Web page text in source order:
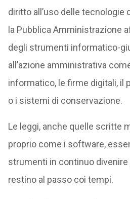
diritto all’uso delle tecnologie
la Pubblica Amministrazione
degli strumenti informatico-
all’azione amministrativa
informatico, le firme digitali, il
o i sistemi di conservazione.
Le leggi, anche quelle scritte
proprio come i software,
strumenti in continuo divenire
restino al passo coi tempi.